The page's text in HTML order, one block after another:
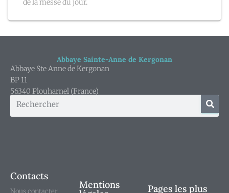
de la messe du jour.
Abbaye Sainte-Anne de Kergonan
Abbaye Ste Anne de Kergonan
BP 11
56340 Plouharnel (France)
Contacts
Mentions Pages les plus